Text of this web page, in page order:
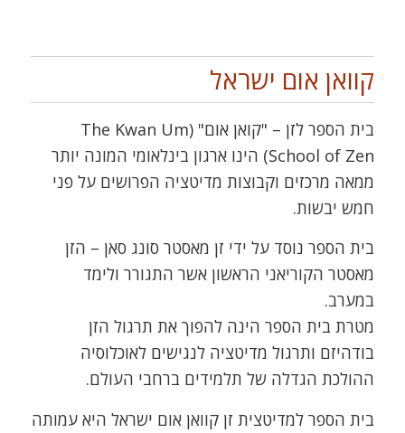
קוואן אום ישראל
בית הספר לזן – "קואן אום" (The Kwan Um
School of Zen) הינו ארגון בינלאומי המונה יותר
ממאה מרכזים וקבוצות מדיטציה הפרושים על פני
חמש יבשות.
בית הספר נוסד על ידי זן מאסטר סונג סאן – הזן
מאסטר הקוריאני הראשון אשר התגורר ולימד
במערב.
מטרת בית הספר הינה להפוך את תרגול הזן
בודהיזם ותרגול מדיטציה לנגישים לאוכלוסיה
ההולכת הגדלה של תלמידים ברחבי העולם.
בית הספר למדיטצית זן קוואן אום ישראל היא עמותה